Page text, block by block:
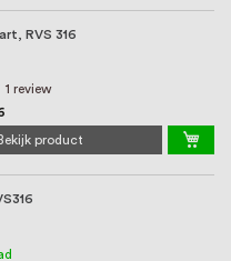
RVS 316
1 review
Bekijk product